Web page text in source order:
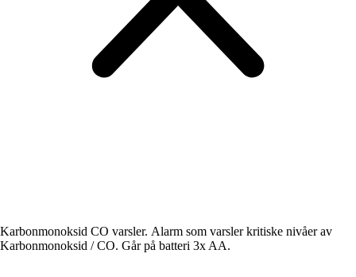
Karbonmonoksid CO varsler. Alarm som varsler kritiske nivåer av
Karbonmonoksid / CO. Går på batteri 3x AA.